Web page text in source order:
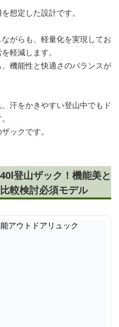
想定した設計です。
がらも、軽量化を実現してお
軽減します。
機能性と快適さのバランスが
汗をかきやすい登山中でもド
ックです。
登山ザック！機能美と
較検討必須モデル